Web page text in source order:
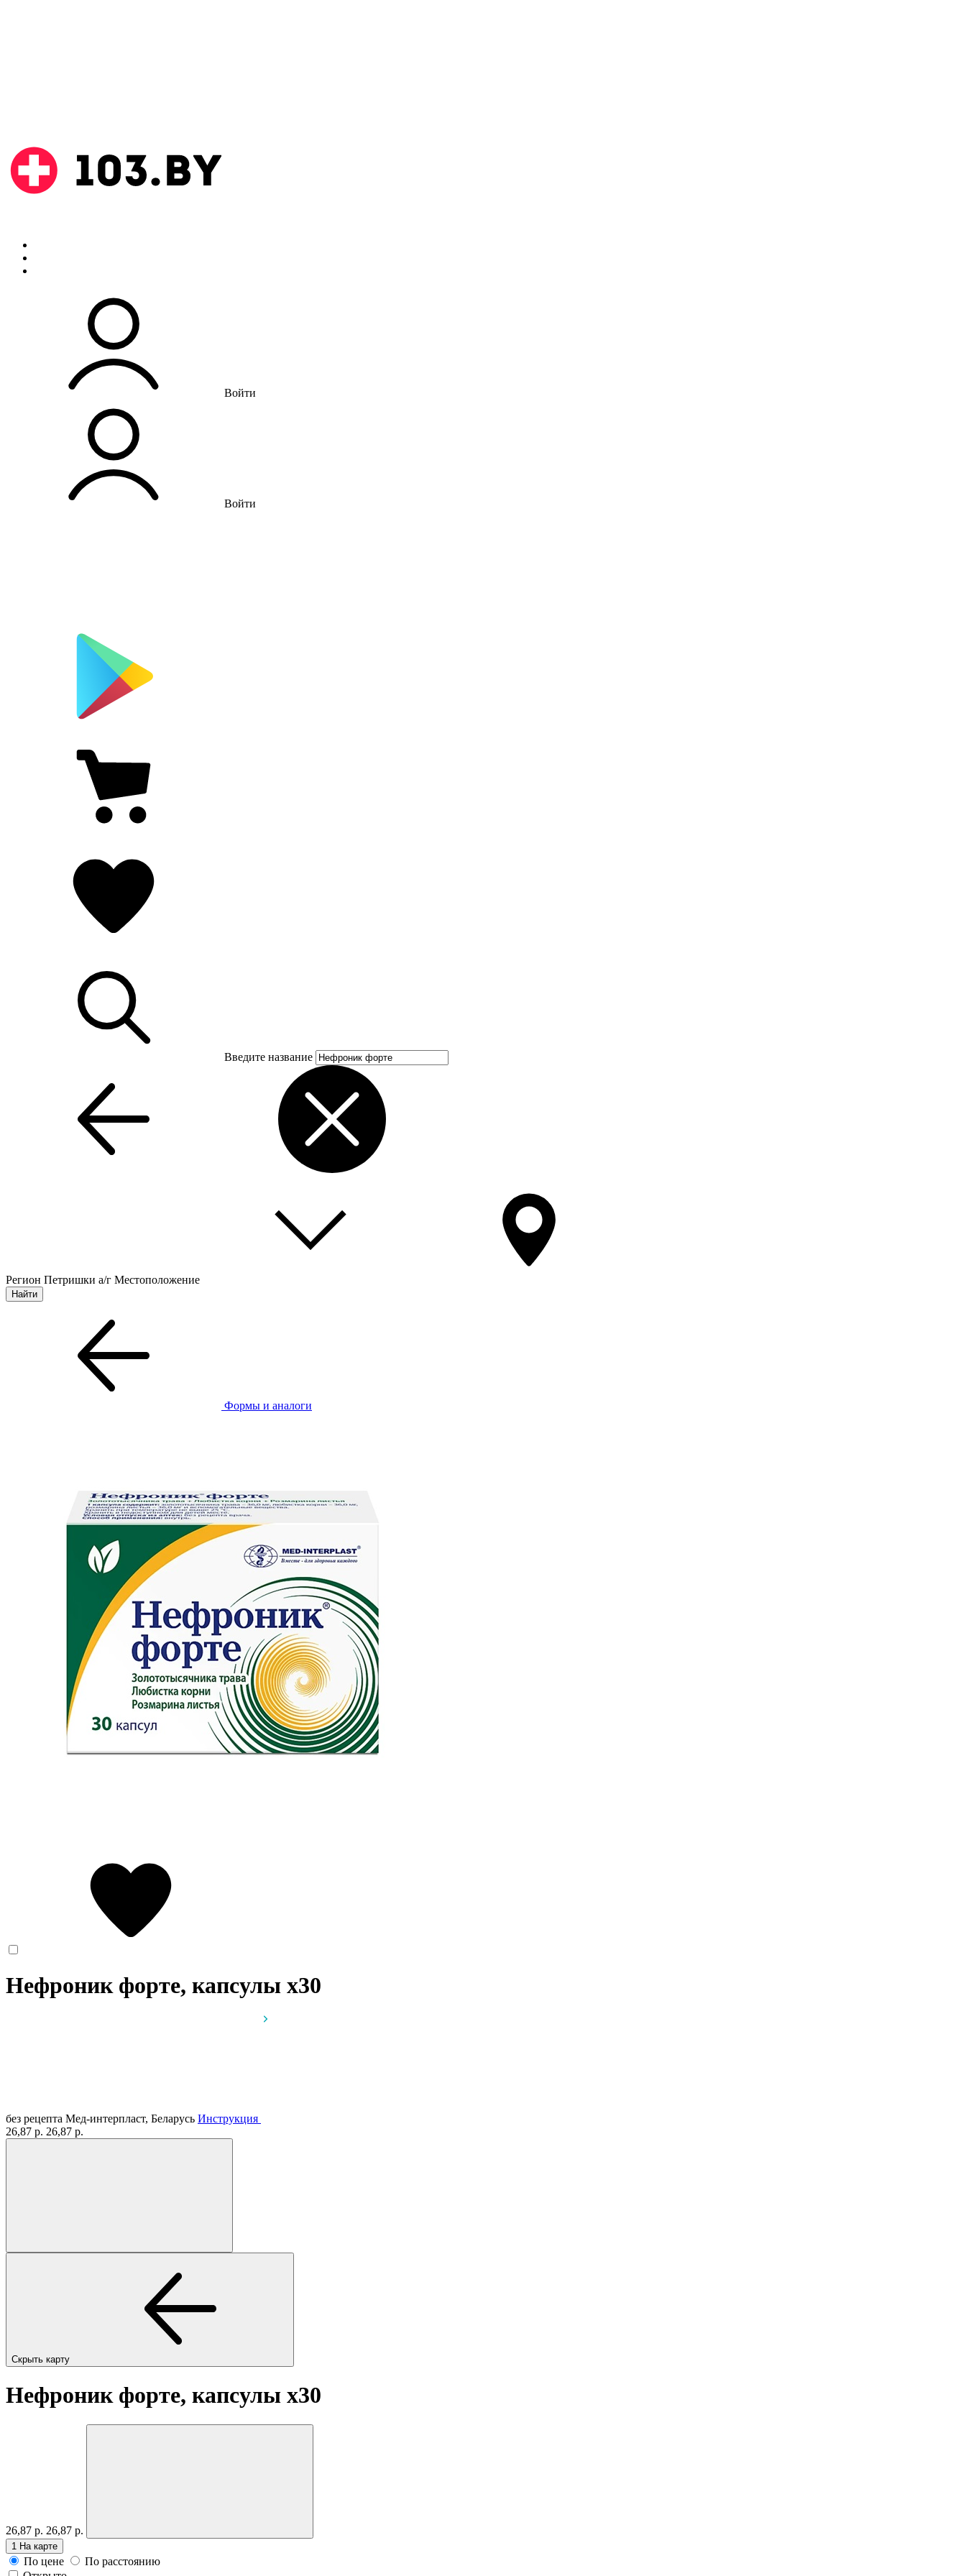
Войти
Войти
Введите название
Регион Петришки а/г Местоположение
Формы и аналоги
Нефроник форте, капсулы x30
без рецепта Мед-интерпласт, Беларусь Инструкция
26,87 р. 26,87 р.
Скрыть карту
Нефроник форте, капсулы x30
26,87 р. 26,87 р.
1 На карте
По цене
По расстоянию